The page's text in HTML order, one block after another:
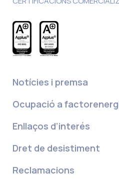
Notícies i premsa
Ocupació a
Enllaços d’interés
Dret de desistiment
Reclamacions